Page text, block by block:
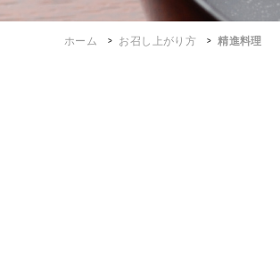
ホーム お召し上がり方 精進料理